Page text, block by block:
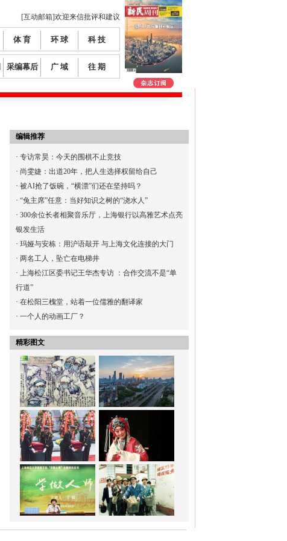
[互动邮箱]欢迎来信批评和建议
体 育 环 球 科 技
采编幕后 广 域 往 期
编辑推荐
· 专访常昊：今天的围棋不止竞技
· 尚雯婕：出道20年，把人生选择权留给自己
· 被AI抢了饭碗，“横漂”们还在坚持吗？
· “兔主席”任意：当好知识之树的“浇水人”
· 300余位长者相聚音乐厅，上海银行以高雅艺术点亮
银发生活
· 玛娅与安栋：用沪语敲开 与上海文化连接的大门
· 两名工人，坠亡在电梯井
· 上海松江区委书记王华杰专访 ：合作交流不是“单
行道”
· 在松阳三槐堂，站着一位儒雅的翻译家
· 一个人的动画工厂？
精彩图文